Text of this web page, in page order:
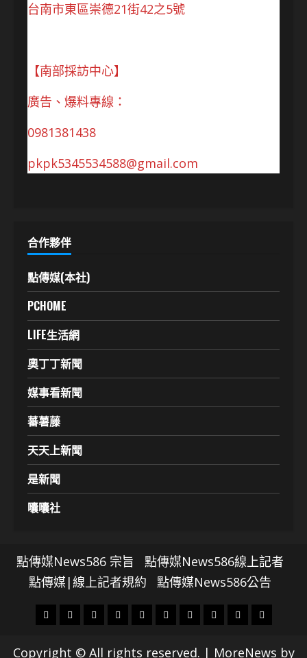
台南市東區崇德21街42之5號
【南部採訪中心】
廣告、爆料專線：
0981381438
pkpk5345534588@gmail.com
合作夥伴
點傳媒(本社)
PCHOME
LIFE生活網
奧丁丁新聞
媒事看新聞
蕃薯藤
天天上新聞
是新聞
囔囔社
點傳媒News586 宗旨
點傳媒News586線上記者
點傳媒|線上記者規約
點傳媒News586公告
頭
財
地
社
文
科
專
娛
影
政
國
運
生
Copyright © All rights reserved. | MoreNews by